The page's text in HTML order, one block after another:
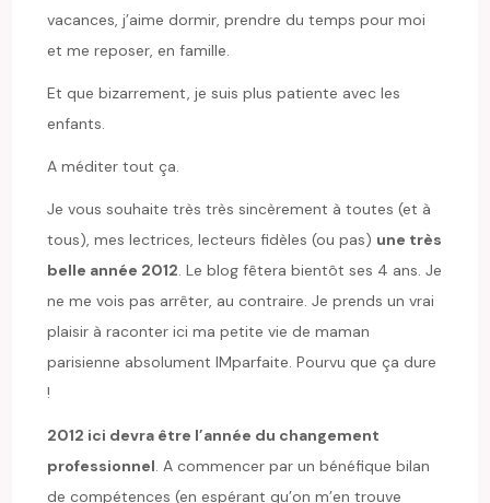
vacances, j’aime dormir, prendre du temps pour moi
et me reposer, en famille.
Et que bizarrement, je suis plus patiente avec les
enfants.
A méditer tout ça.
Je vous souhaite très très sincèrement à toutes (et à
tous), mes lectrices, lecteurs fidèles (ou pas) une très
belle année 2012. Le blog fêtera bientôt ses 4 ans. Je
ne me vois pas arrêter, au contraire. Je prends un vrai
plaisir à raconter ici ma petite vie de maman
parisienne absolument IMparfaite. Pourvu que ça dure
!
2012 ici devra être l’année du changement
professionnel. A commencer par un bénéfique bilan
de compétences (en espérant qu’on m’en trouve